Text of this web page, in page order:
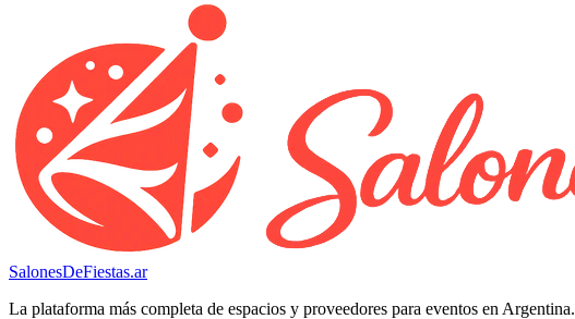
SalonesDeFiestas.ar
La plataforma más completa de espacios y proveedores para eventos en Argentina.